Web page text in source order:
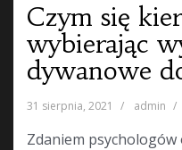
Czym się
wybierając
dywanowe
31 sierpnia, 2021 admin
Zdaniem